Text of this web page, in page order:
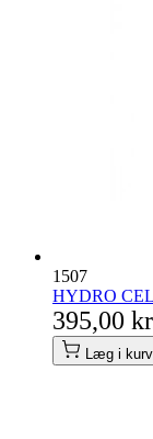
1507
HYDRO
395,00
Læg i kurv